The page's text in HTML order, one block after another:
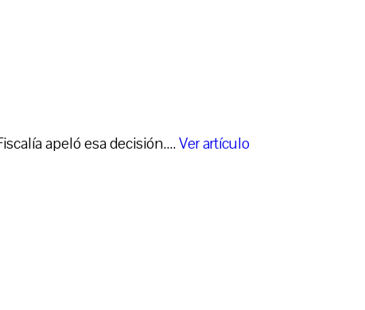
apeló esa decisión....Ver artículo